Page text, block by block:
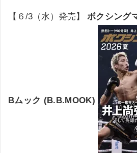
【６/3（水）発売】 ボクシング
Bムック (B.B.MOOK)